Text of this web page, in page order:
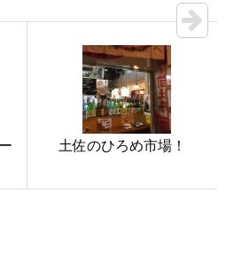
土佐のひろめ市場！